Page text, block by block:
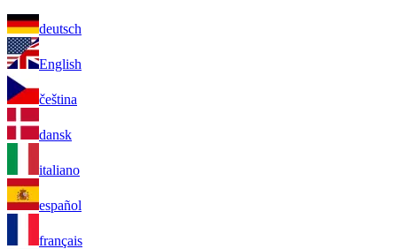
deutsch
English
čeština
dansk
italiano
español
français